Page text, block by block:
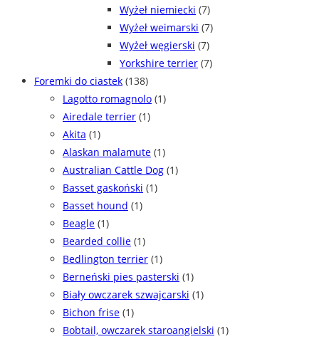
Wyżeł niemiecki (7)
Wyżeł weimarski (7)
Wyżeł węgierski (7)
Yorkshire terrier (7)
Foremki do ciastek (138)
Lagotto romagnolo (1)
Airedale terrier (1)
Akita (1)
Alaskan malamute (1)
Australian Cattle Dog (1)
Basset gaskoński (1)
Basset hound (1)
Beagle (1)
Bearded collie (1)
Bedlington terrier (1)
Berneński pies pasterski (1)
Biały owczarek szwajcarski (1)
Bichon frise (1)
Bobtail, owczarek staroangielski (1)